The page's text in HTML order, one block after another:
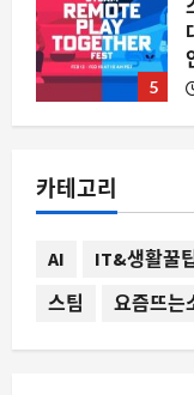
1
2
카테고리
AI IT&생활꿀
스팀
요즘뜨는